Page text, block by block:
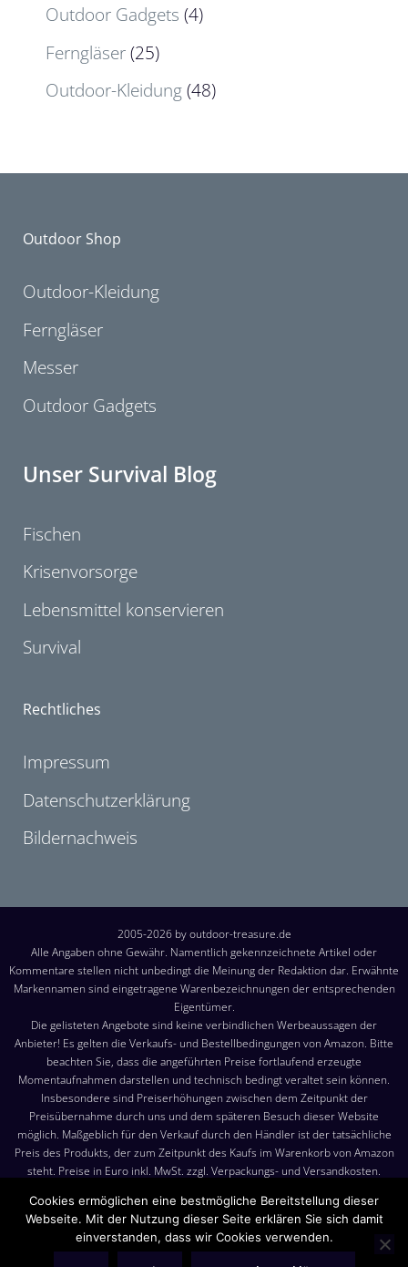
Outdoor Gadgets (4)
Ferngläser(25)
Outdoor-Kleidung(48)
Outdoor Shop
Outdoor-Kleidung
Ferngläser
Messer
Outdoor Gadgets
Unser Survival Blog
Fischen
Krisenvorsorge
Lebensmittel konservieren
Survival
Rechtliches
Impressum
Datenschutzerklärung
Bildernachweis
2005-2026 by outdoor-treasure.de
Alle Angaben ohne Gewähr. Namentlich gekennzeichnete Artikel oder
Kommentare stellen nicht unbedingt die Meinung der Redaktion dar. Erwähnte
Markennamen sind eingetragene Warenbezeichnungen der entsprechenden
Eigentümer.
Die gelisteten Angebote sind keine verbindlichen Werbeaussagen der
Anbieter! Es gelten die Verkaufs- und Bestellbedingungen von Amazon. Bitte
beachten Sie, dass die angeführten Preise fortlaufend erzeugte
Momentaufnahmen darstellen und technisch bedingt veraltet sein können.
Insbesondere sind Preiserhöhungen zwischen dem Zeitpunkt der
Preisübernahme durch uns und dem späteren Besuch dieser Website
möglich. Maßgeblich für den Verkauf durch den Händler ist der tatsächliche
Preis des Produkts, der zum Zeitpunkt des Kaufs im Warenkorb von Amazon
steht. Preise in Euro inkl. MwSt. zzgl. Verpackungs- und Versandkosten.
angegeben, die Kosten für den Versand nach Deutschland. Es gelten jedoch
die im Warenkorb von Amazon angezeigten Liefer- und Versandkosten.
Produktbilder: Die angezeigten Bilder werden von den jeweiligen Händler
Cookies ermöglichen eine bestmögliche Bereitstellung dieser
Webseite. Mit der Nutzung dieser Seite erklären Sie sich damit
einverstanden, dass wir Cookies verwenden.